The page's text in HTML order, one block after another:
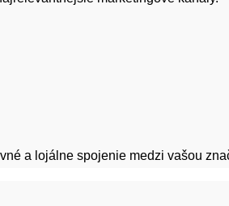
a lojálne spojenie medzi vašou